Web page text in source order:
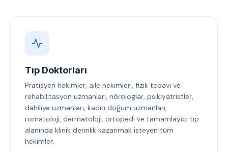
Tıp Doktorları
Pratisyen hekimler, aile hekimleri, fizik tedavi ve
rehabilitasyon uzmanları, nörologlar, psikiyatristler,
dahiliye uzmanları, kadın doğum uzmanları,
romatoloji, dermatoloji, ortopedi ve tamamlayıcı tıp
alanında klinik derinlik kazanmak isteyen tüm
hekimler.